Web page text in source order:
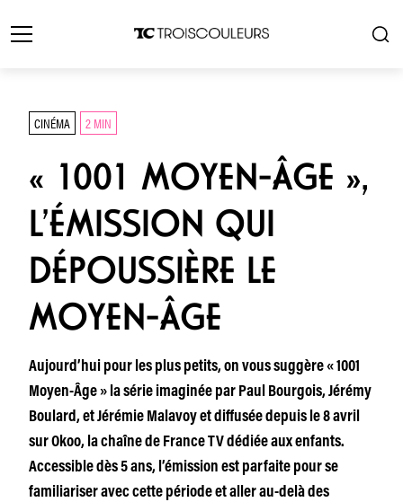
CINÉMA 2 MIN
« 1001 MOYEN-ÂGE »,
L’ÉMISSION QUI
DÉPOUSSIÈRE LE
MOYEN-ÂGE
Aujourd’hui pour les plus petits, on vous suggère « 1001
Moyen-Âge » la série imaginée par Paul Bourgois, Jérémy
Boulard, et Jérémie Malavoy et diffusée depuis le 8 avril
sur Okoo, la chaîne de France TV dédiée aux enfants.
Accessible dès 5 ans, l’émission est parfaite pour se
familiariser avec cette période et aller au-delà des